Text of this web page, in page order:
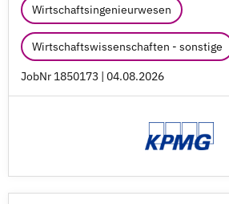
Wirtschaftsingenieurwesen
Wirtschaftswissenschaften - sonstige
JobNr 1850173 | 04.08.2026